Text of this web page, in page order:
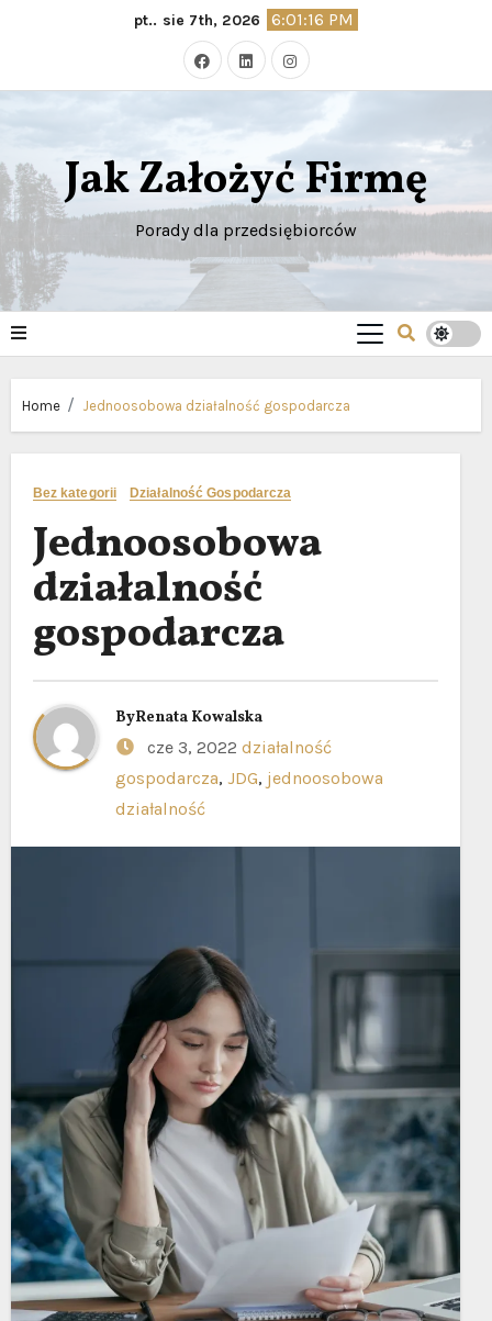
pt.. sie 7th, 2026 6:01:18 PM
Jak Założyć Firmę
Porady dla przedsiębiorców
Home Jednoosobowa działalność gospodarcza
Bez kategorii Działalność Gospodarcza
Jednoosobowa
działalność
gospodarcza
ByRenata Kowalska
cze 3, 2022 działalność
gospodarcza, JDG, jednoosobowa
działalność